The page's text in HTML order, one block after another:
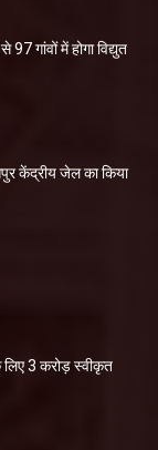
97 गांवों में होगा विद्युत
केंद्रीय जेल का किया
लिए 3 करोड़ स्वीकृत